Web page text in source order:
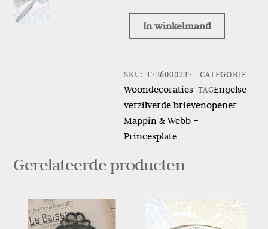
Mappin
&
Webb
–
Princesplate
aantal
In winkelmand
SKU: 1726000237 CATEGORIE
Woondecoraties TAGEngelse
verzilverde brievenopener
Mappin & Webb –
Princesplate
Gerelateerde producten